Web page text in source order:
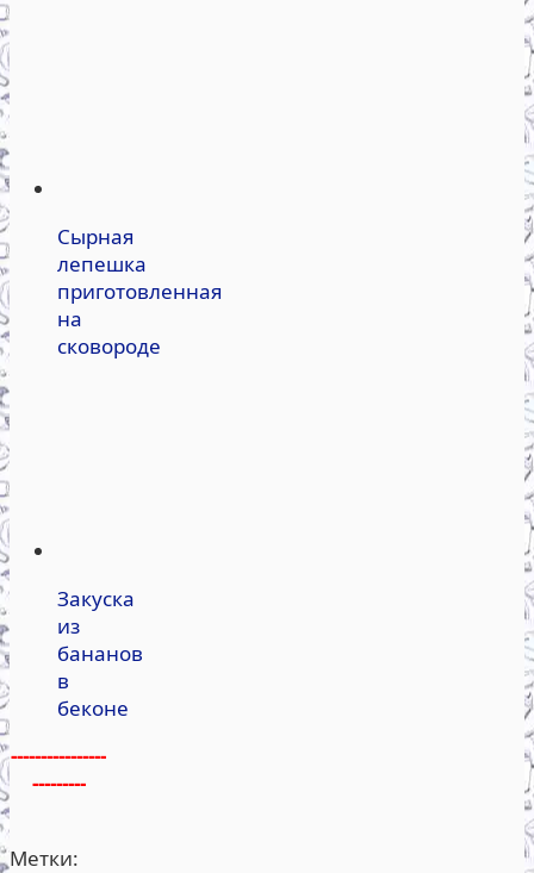
Сырная
лепешка
приготовленная
на
сковороде
Закуска
из
бананов
в
беконе
----------------
---------
Метки: